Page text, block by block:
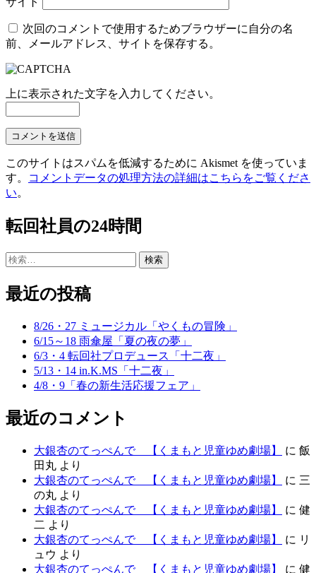
次回のコメントで使用するためブラウザーに自分の名
前、メールアドレス、サイトを保存する。
上に表示された文字を入力してください。
このサイトはスパムを低減するために Akismet を使っていま
す。
コメントデータの処理方法の詳細はこちらをご覧くださ
い。
転回社員の24時間
検
最近の投稿
8/26・27 ミュージカル「やくもの冒険」
6/15～18 雨傘屋「夏の夜の夢」
6/3・4 転回社プロデュース「十二夜」
5/13・14 in.K.MS「十二夜」
4/8・9「春の新生活応援フェア」
最近のコメント
大銀杏のてっぺんで 【くまもと児童ゆめ劇場】 に 飯
田丸 より
大銀杏のてっぺんで 【くまもと児童ゆめ劇場】
に 三
の丸 より
大銀杏のてっぺんで 【くまもと児童ゆめ劇場】
に 健
二 より
大銀杏のてっぺんで 【くまもと児童ゆめ劇場】
に リ
ュウ より
大銀杏のてっぺんで 【くまもと児童ゆめ劇場】
に 健